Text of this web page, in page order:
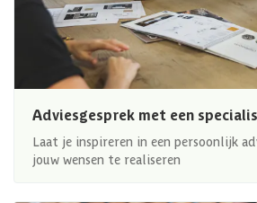
Adviesgesprek met een
Laat je inspireren in een persoonlijk
jouw wensen te realiseren